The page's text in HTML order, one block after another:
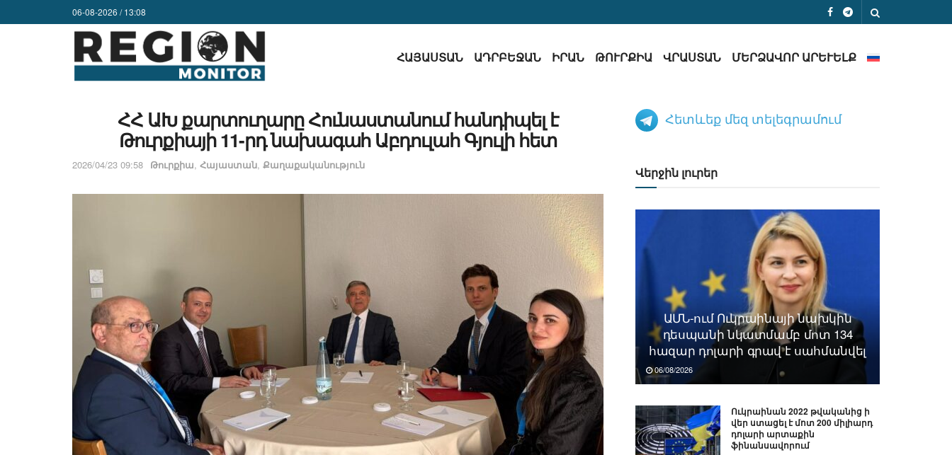
06-08-2026 / 13:08
ՀԱՅԱՍՏԱՆ ԱԴՐԲԵՋԱՆ ԻՐԱՆ ԹՈՒՐՔԻԱ ՎՐԱՍՏԱՆ ՄԵՐՁԱՎՈՐ ԱՐԵՒԵԼՔ
ՀՀ ԱԽ քարտուղարը Հունաստանում հանդիպել է
Թուրքիայի 11-րդ նախագահ Աբդուլահ Գյուլի հետ
2026/04/23 09:58 Թուրքիա, Հայաստան, Քաղաքականություն
Հետևեք մեզ տելեգրամում
Վերջին լուրեր
ԱՄՆ-ում Ուկրաինայի նախկին
դեսպանի նկատմամբ մոտ 134
հազար դոլարի գրավ է սահմանվել
06/08/2026
Ուկրաինան 2022 թվականից ի
վեր ստացել է մոտ 200 միլիարդ
դոլարի արտաքին
ֆինանսավորում